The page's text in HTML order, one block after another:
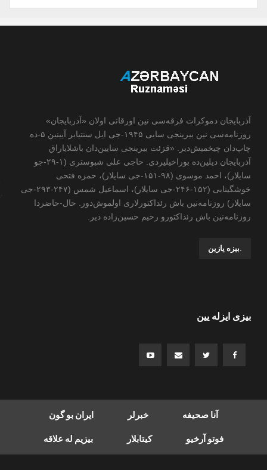
آذربایجان دموکرات فرقه‌سی نین اورقانی اولان «آذربایجان»
روزنامه‌سی نین بیرینجی سایی ۱۹۴۵-جی ایل سنتیابر آیینین ۵-ده
چاپ‌دان چیخمیش‌دیر. «قزئت بیرینجی سایین‌دان باشلایاراق
آذربایجان دیلین‌ده بوراخیلیردی. حاجی علی شبوستری (۱-۲۹-جو
سایلار)، احمد موسوی (۹۸-۱۵۱-جی سایلار)، حمزه فتحی
خوشگینابی (۱۵۲-۲۴۶-جی سایلار)، اسماعیل شمس (۲۴۷-۲۹۳-جی
سایلار) روزنامه‌نین باش رئداکتورلاری اولموش‌دور. حال-حاضردا
روزنامه‌نین باش رئداکتورو رحیم حسین‌زاده ‌دیر.
.بیزه یازین
بیزی ایزله یین
آنا صحیفه خبرلر ایران بو گون
فوتو آرخیو کیتابلار بیزیم له علاقه